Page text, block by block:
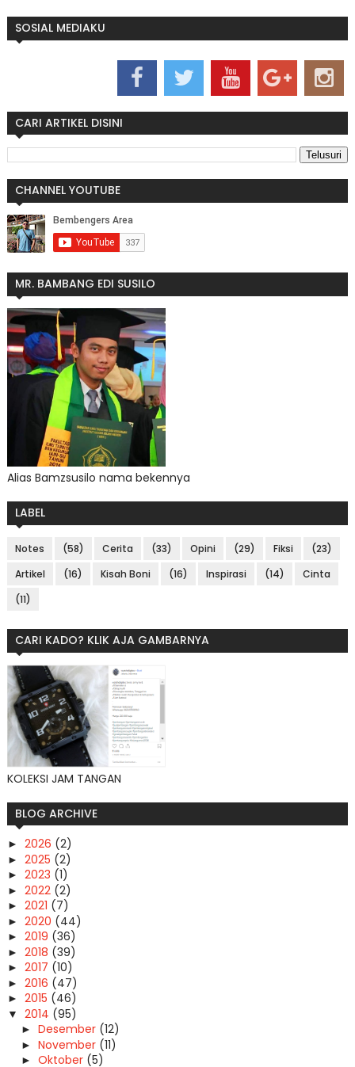
SOSIAL MEDIAKU
CARI ARTIKEL DISINI
CHANNEL YOUTUBE
MR. BAMBANG EDI SUSILO
Alias Bamzsusilo nama bekennya
LABEL
Notes (58) Cerita (33) Opini (29) Fiksi
(23)
Artikel
(16) Kisah Boni (16) Inspirasi (14)
Cinta
(11)
CARI KADO? KLIK AJA GAMBARNYA
KOLEKSI JAM TANGAN
BLOG ARCHIVE
► 2026 (2)
► 2025 (2)
► 2023 (1)
► 2022 (2)
► 2021 (7)
► 2020 (44)
► 2019 (36)
► 2018 (39)
► 2017 (10)
► 2016 (47)
► 2015 (46)
▼ 2014 (95)
► Desember (12)
► November (11)
► Oktober (5)